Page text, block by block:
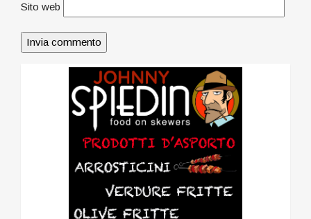
Sito web